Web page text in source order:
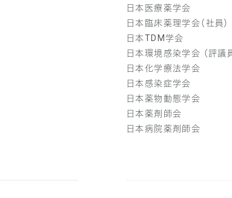
日本医療薬学会
日本臨床薬理学会（社員）
日本TDM学会
日本環境感染学会 （評議員
日本化学療法学会
日本感染症学会
日本薬物動態学会
日本薬剤師会
日本病院薬剤師会